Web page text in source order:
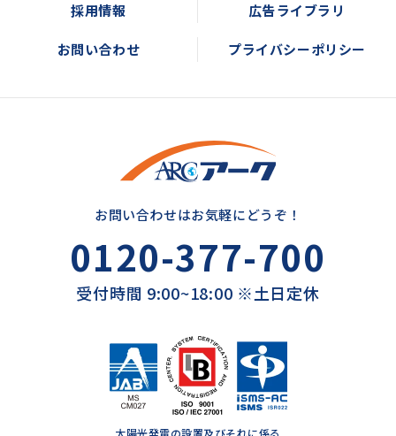
採用情報 広告ライブラリ
お問い合わせ プライバシーポリシー
お問い合わせはお気軽にどうぞ！
0120-377-700
受付時間 9:00~18:00 ※土日定休